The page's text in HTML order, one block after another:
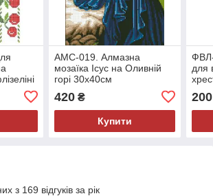
АМС-019. Алмазна
мозаїка Ісус на Оливній
горі 30х40см
420₴
Купити
для
200
з 169 відгуків за рік